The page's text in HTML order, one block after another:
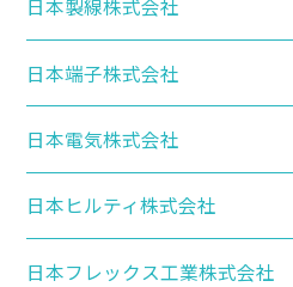
日本製線株式会社
日本端子株式会社
日本電気株式会社
日本ヒルティ株式会社
日本フレックス工業株式会社